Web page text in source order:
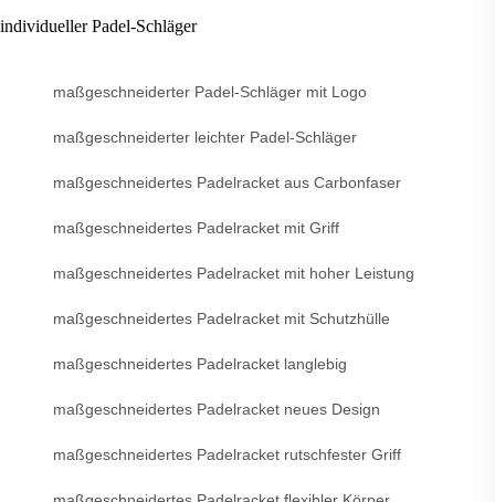
individueller Padel-Schläger
maßgeschneiderter Padel-Schläger mit Logo
maßgeschneiderter leichter Padel-Schläger
maßgeschneidertes Padelracket aus Carbonfaser
maßgeschneidertes Padelracket mit Griff
maßgeschneidertes Padelracket mit hoher Leistung
maßgeschneidertes Padelracket mit Schutzhülle
maßgeschneidertes Padelracket langlebig
maßgeschneidertes Padelracket neues Design
maßgeschneidertes Padelracket rutschfester Griff